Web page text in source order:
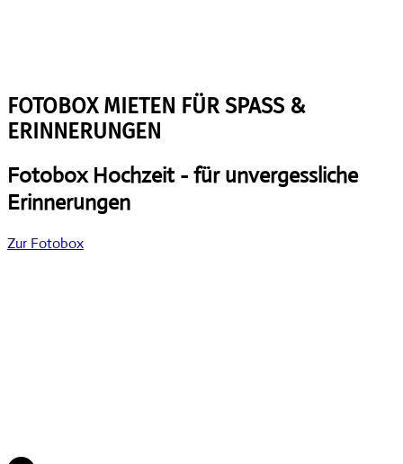
FOTOBOX MIETEN FÜR SPASS &
ERINNERUNGEN
Fotobox Hochzeit - für unvergessliche
Erinnerungen
Zur Fotobox